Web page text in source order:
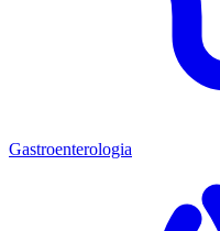
Gastroenterologia